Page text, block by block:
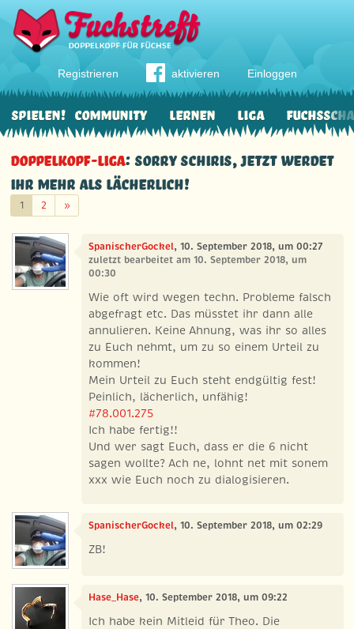
Registrieren aktivieren Einloggen
Community Lernen Liga
Spielen!
Doppelkopf-Liga: Sorry Schiris, jetzt werdet
ihr mehr als lächerlich!
1 2 »Weiter
SpanischerGockel, 10. September 2018, um 00:27
zuletzt bearbeitet am 10. September 2018, um
00:30
Wie oft wird wegen techn. Probleme falsch
abgefragt etc. Das müsstet ihr dann alle
annulieren. Keine Ahnung, was ihr so alles
zu Euch nehmt, um zu so einem Urteil zu
kommen!
Mein Urteil zu Euch steht endgültig fest!
Peinlich, lächerlich, unfähig!
#78.001.275
Ich habe fertig!!
Und wer sagt Euch, dass er die 6 nicht
sagen wollte? Ach ne, lohnt net mit sonem
xxx wie Euch noch zu dialogisieren.
SpanischerGockel, 10. September 2018, um 02:29
ZB!
Hase_Hase, 10. September 2018, um 09:22
Ich habe kein Mitleid für Theo. Die